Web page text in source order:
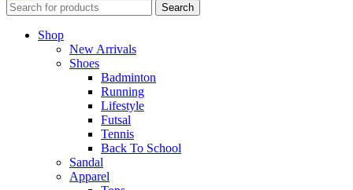
Search
Shop
New Arrivals
Shoes
Badminton
Running
Lifestyle
Futsal
Tennis
Back To School
Sandal
Apparel